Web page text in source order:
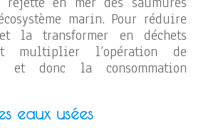
marin. Pour réduire
la transformer en déchets
l’opération de
et donc la consommation
eaux usées